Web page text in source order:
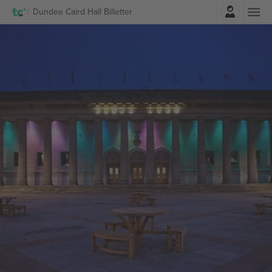
Dundee Caird Hall Billetter